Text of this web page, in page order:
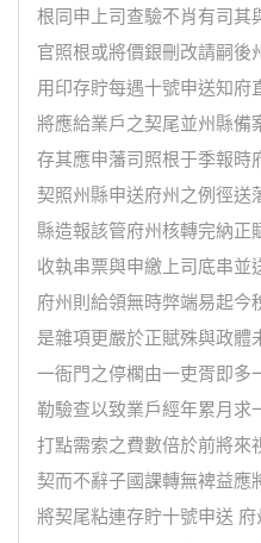
根同申上司查驗不肖有司其
官照根或將價銀刪改請嗣後
用印存貯每遇十號申送知府
將應給業戶之契尾並州縣備
存其應申藩司照根于季報時
契照州縣申送府州之例徑送
縣造報該管府州核轉完納正
收執串票與申繳上司底串並
府州則給領無時弊端易起今
是雜項更嚴於正賦殊與政體
一衙門之停櫊由一吏胥即多
勒驗查以致業戶經年累月求
打點需索之費數倍於前將來
契而不辭子國課轉無裨益應
將契尾粘連存貯十號申送